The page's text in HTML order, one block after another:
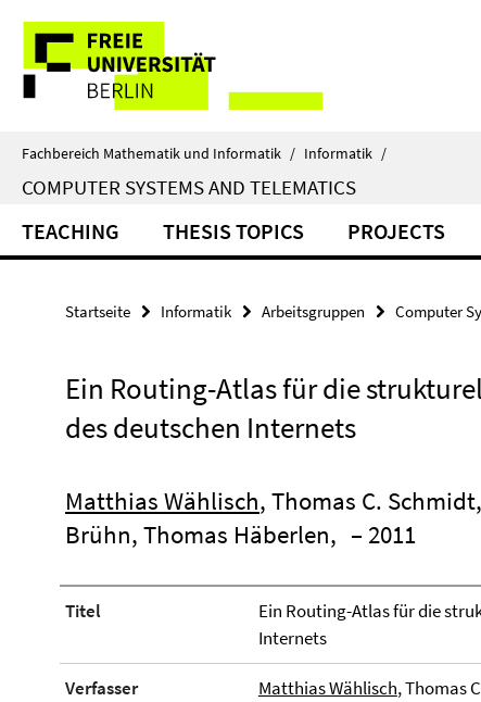
direkt
Inhalt
Service-
Navigation
Fachbereich Mathematik und Informatik / Informatik /
COMPUTER SYSTEMS AND TELEMATICS
TEACHING THESIS TOPICS PROJECTS
Startseite Informatik Arbeitsgruppen Computer
Ein Routing-Atlas für die
des deutschen Internets
Matthias Wählisch, Thomas C.
Brühn, Thomas Häberlen, – 2011
Titel
Ein Routing-Atlas für die
Internets
Verfasser Matthias Wählisch, Thomas